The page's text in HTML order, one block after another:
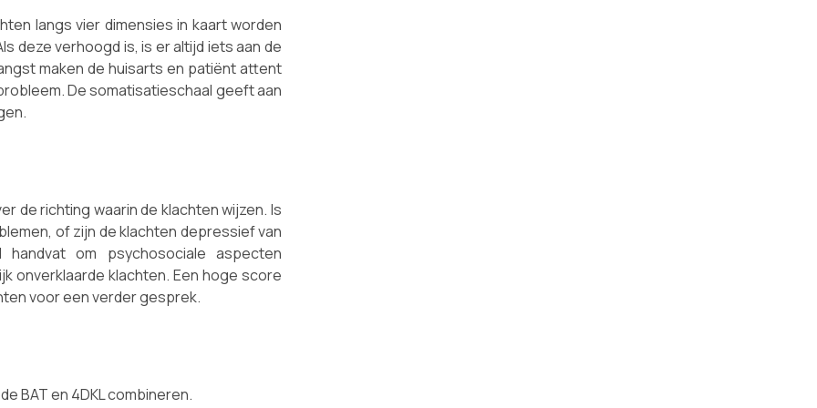
langs vier dimensies in kaart worden
deze verhoogd is, is er altijd iets aan de
maken de huisarts en patiënt attent
De somatisatieschaal geeft aan
de richting waarin de klachten wijzen. Is
of zijn de klachten depressief van
om psychosociale aspecten
onverklaarde klachten. Een hoge score
voor een verder gesprek.
BAT en 4DKL combineren.